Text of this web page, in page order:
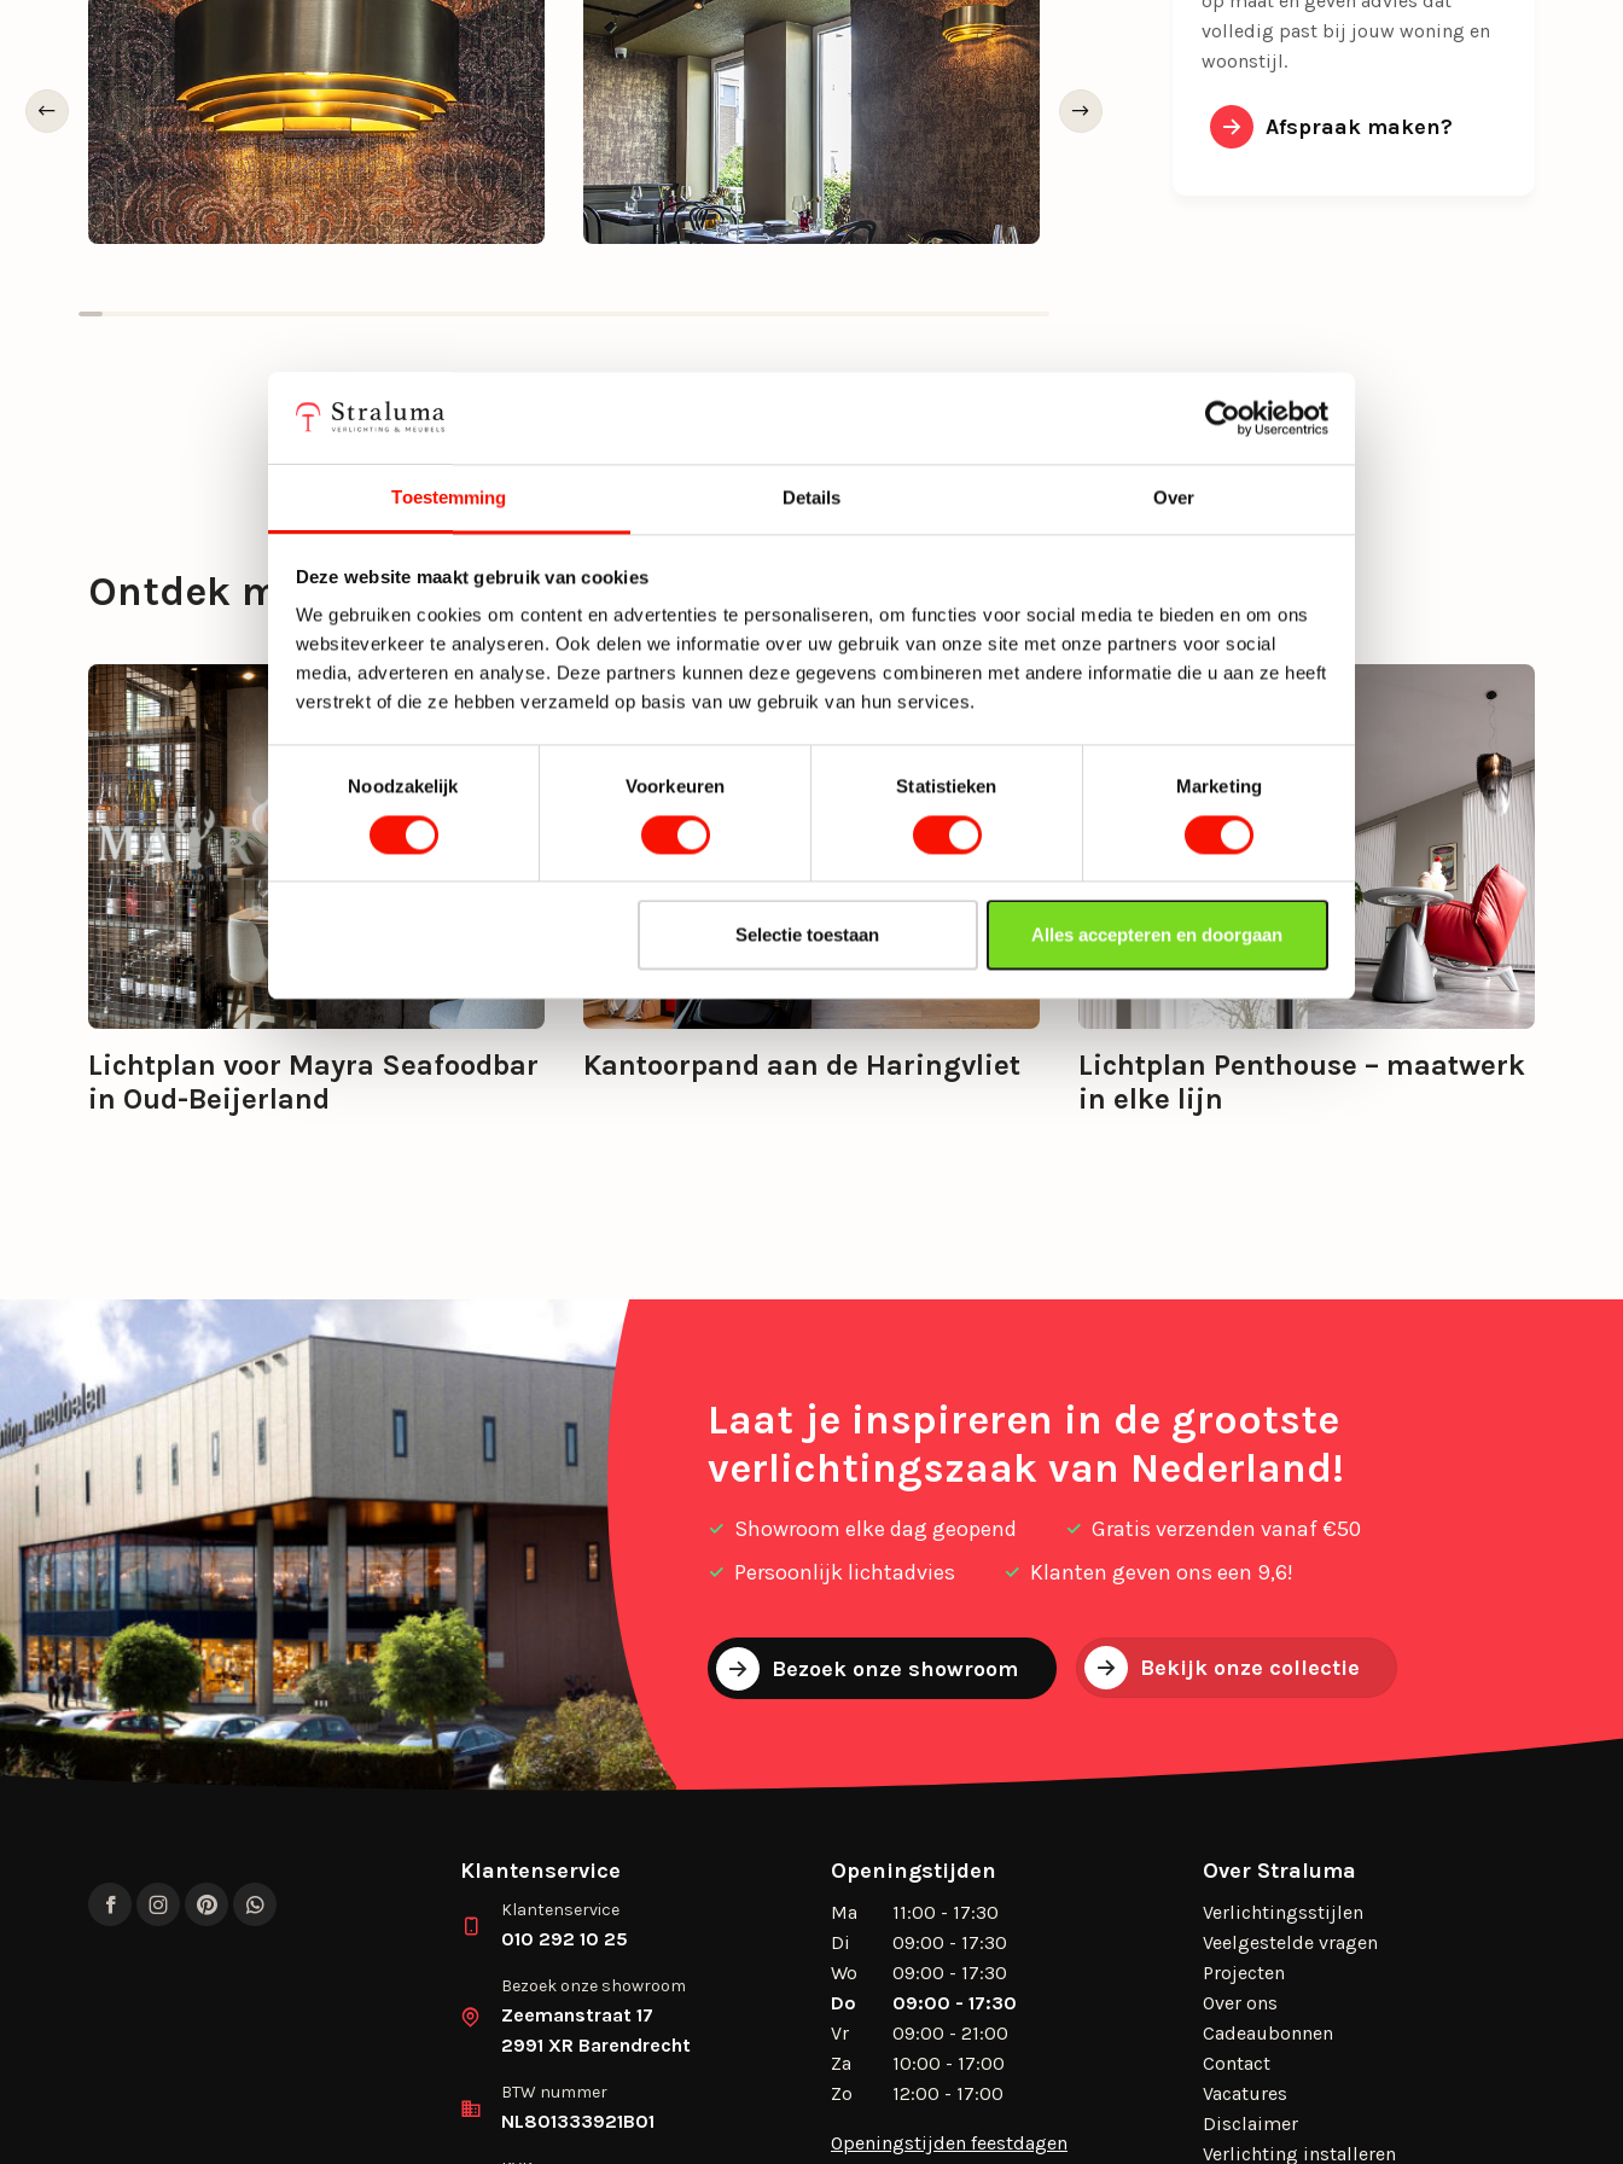
Toestemming Details Over
Deze website maakt gebruik van cookies
We gebruiken cookies om content en advertenties te personaliseren, om functies voor social media te bieden en om ons
websiteverkeer te analyseren. Ook delen we informatie over uw gebruik van onze site met onze partners voor social
media, adverteren en analyse. Deze partners kunnen deze gegevens combineren met andere informatie die u aan ze heeft
verstrekt of die ze hebben verzameld op basis van uw gebruik van hun services.
Noodzakelijk
Voorkeuren Statistieken Marketing
Selectie toestaan Alles accepteren en doorgaan
volledig past bij jouw woning en
woonstijl.
Afspraak maken?
Ontdek meer projecten
Lichtplan voor Mayra Seafoodbar
in Oud-Beijerland
Kantoorpand aan de Haringvliet
Lichtplan Penthouse – maatwerk
in elke lijn
Laat je inspireren in de grootste
verlichtingszaak van Nederland!
Showroom elke dag geopend
Gratis verzenden vanaf €50
Persoonlijk lichtadvies
Klanten geven ons een 9,6!
Bezoek onze showroom Bekijk onze collectie
FacebookInstagram
PinterestWhatsApp
Klantenservice
Klantenservice
010 292 10 25
Bezoek onze showroom
Zeemanstraat 17
2991 XR Barendrecht
BTW nummer
NL801333921B01
Openingstijden
Ma
11:00 - 17:30
Di
09:00 - 17:30
Wo
09:00 - 17:30
Do
09:00 - 17:30
Vr
09:00 - 21:00
Za
10:00 - 17:00
Zo
12:00 - 17:00
Openingstijden feestdagen
Over Straluma
Verlichtingsstijlen
Veelgestelde vragen
Projecten
Over ons
Cadeaubonnen
Contact
Vacatures
Disclaimer
Verlichting installeren